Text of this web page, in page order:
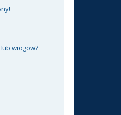
wrogów?